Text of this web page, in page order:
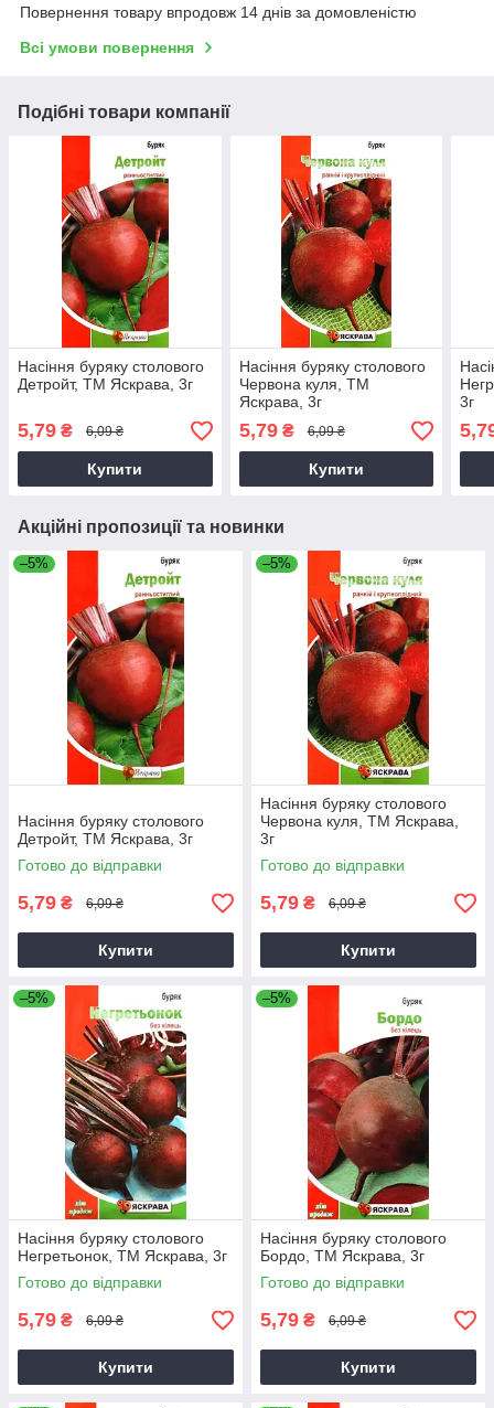
Повернення товару впродовж 14 днів за домовленістю
Всі умови повернення
Подібні товари компанії
Насіння буряку столового
Детройт, ТМ Яскрава, 3г
5,79 ₴ 6,09 ₴
Купити
Насіння буряку столового
Червона куля, ТМ
Яскрава, 3г
5,79₴ 6,09 ₴
Купити
3г
Акційні пропозиції та новинки
–5%
Насіння буряку столового
Детройт, ТМ Яскрава, 3г
Готово до відправки
5,79 ₴ 6,09 ₴
Купити
–5%
Насіння буряку столового
Червона куля, ТМ Яскрава,
3г
Готово до відправки
5,79 ₴ 6,09 ₴
Купити
–5%
Насіння буряку столового
Негретьонок, ТМ Яскрава, 3г
Готово до відправки
5,79 ₴ 6,09 ₴
Купити
–5%
Насіння буряку столового
Бордо, ТМ Яскрава, 3г
Готово до відправки
5,79 ₴ 6,09 ₴
Купити